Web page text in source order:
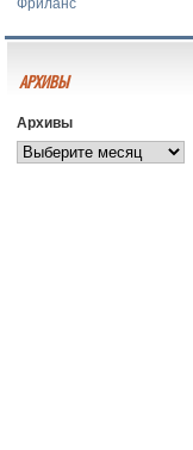
АРХИВЫ
Архивы